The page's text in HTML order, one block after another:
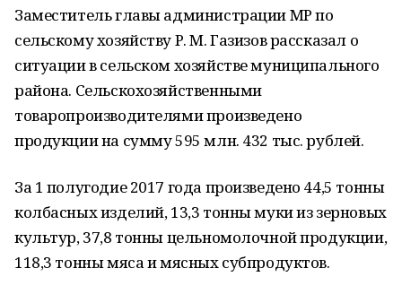
Заместитель главы администрации МР по
сельскому хозяйству Р. М. Газизов рассказал о
ситуации в сельском хозяйстве муниципального
района. Сельскохозяйственными
товаропроизводителями произведено
продукции на сумму 595 млн. 432 тыс. рублей.
За 1 полугодие 2017 года произведено 44,5 тонны
колбасных изделий, 13,3 тонны муки из зерновых
культур, 37,8 тонны цельномолочной продукции,
118,3 тонны мяса и мясных субпродуктов.